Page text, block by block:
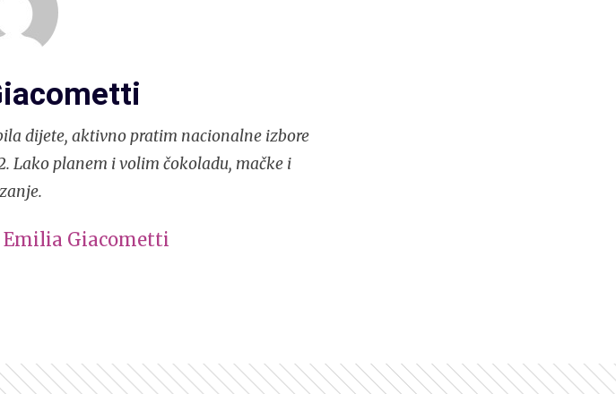
dijete, aktivno pratim nacionalne izbore
Lako planem i volim čokoladu, mačke i
Emilia Giacometti